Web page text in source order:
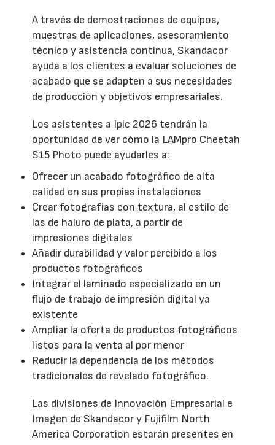
A través de demostraciones de equipos,
muestras de aplicaciones, asesoramiento
técnico y asistencia continua, Skandacor
ayuda a los clientes a evaluar soluciones de
acabado que se adapten a sus necesidades
de producción y objetivos empresariales.
Los asistentes a Ipic 2026 tendrán la
oportunidad de ver cómo la LAMpro Cheetah
S15 Photo puede ayudarles a:
Ofrecer un acabado fotográfico de alta
calidad en sus propias instalaciones
Crear fotografías con textura, al estilo de
las de haluro de plata, a partir de
impresiones digitales
Añadir durabilidad y valor percibido a los
productos fotográficos
Integrar el laminado especializado en un
flujo de trabajo de impresión digital ya
existente
Ampliar la oferta de productos fotográficos
listos para la venta al por menor
Reducir la dependencia de los métodos
tradicionales de revelado fotográfico.
Las divisiones de Innovación Empresarial e
Imagen de Skandacor y Fujifilm North
America Corporation estarán presentes en